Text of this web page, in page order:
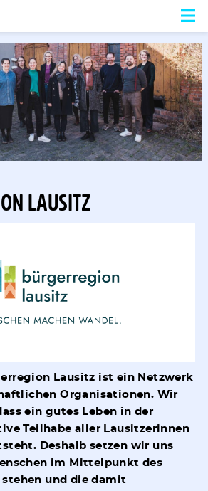
LAUSITZ
Lausitz ist ein Netzwerk
Organisationen. Wir
ein gutes Leben in der
Teilhabe aller Lausitzerinnen
Deshalb setzen wir uns
im Mittelpunkt des
und die damit